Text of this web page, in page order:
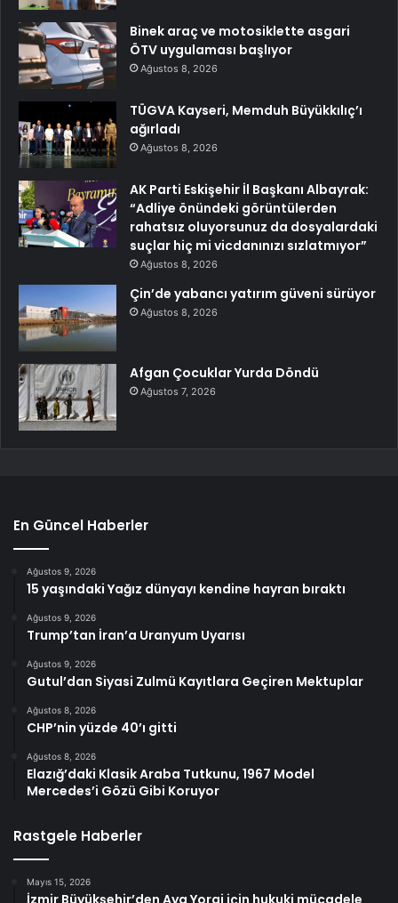
Binek araç ve motosiklette asgari
ÖTV uygulaması başlıyor
Ağustos 8, 2026
TÜGVA Kayseri, Memduh Büyükkılıç’ı
ağırladı
Ağustos 8, 2026
AK Parti Eskişehir İl Başkanı Albayrak:
“Adliye önündeki görüntülerden
rahatsız oluyorsunuz da dosyalardaki
suçlar hiç mi vicdanınızı sızlatmıyor”
Ağustos 8, 2026
Çin’de yabancı yatırım güveni sürüyor
Ağustos 8, 2026
Afgan Çocuklar Yurda Döndü
Ağustos 7, 2026
En Güncel Haberler
Ağustos 9, 2026
15 yaşındaki Yağız dünyayı kendine hayran bıraktı
Ağustos 9, 2026
Trump’tan İran’a Uranyum Uyarısı
Ağustos 9, 2026
Gutul’dan Siyasi Zulmü Kayıtlara Geçiren Mektuplar
Ağustos 8, 2026
CHP’nin yüzde 40’ı gitti
Ağustos 8, 2026
Elazığ’daki Klasik Araba Tutkunu, 1967 Model
Mercedes’i Gözü Gibi Koruyor
Rastgele Haberler
Mayıs 15, 2026
İzmir Büyükşehir’den Aya Yorgi için hukuki mücadele